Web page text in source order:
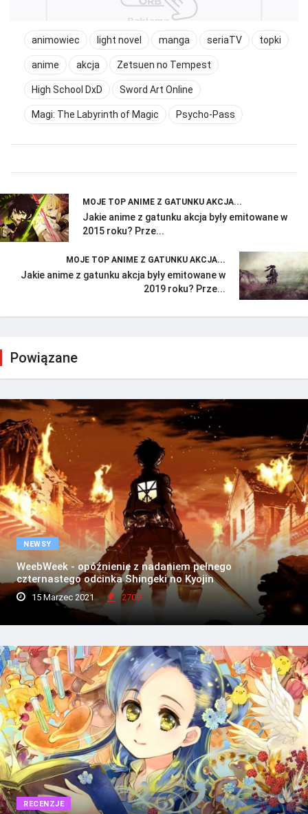
animowiec light novel manga seriaTV topki
anime akcja Zetsuen no Tempest
High School DxD Sword Art Online
Magi: The Labyrinth of Magic Psycho-Pass
MOJE TOP ANIME Z GATUNKU AKCJA...
Jakie anime z gatunku akcja były emitowane w
2015 roku? Prze...
MOJE TOP ANIME Z GATUNKU AKCJA...
Jakie anime z gatunku akcja były emitowane w
2019 roku? Prze...
Powiązane
NEWSY
WeebWeek - opóźnienie z nadaniem pełnego
czternastego odcinka Shingeki no Kyojin
15 Marzec 2021 2709
RECENZJE